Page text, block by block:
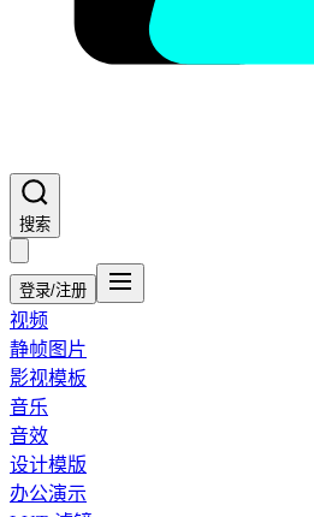
搜索
登录/注册
视频
静帧图片
影视模板
音乐
音效
设计模版
办公演示